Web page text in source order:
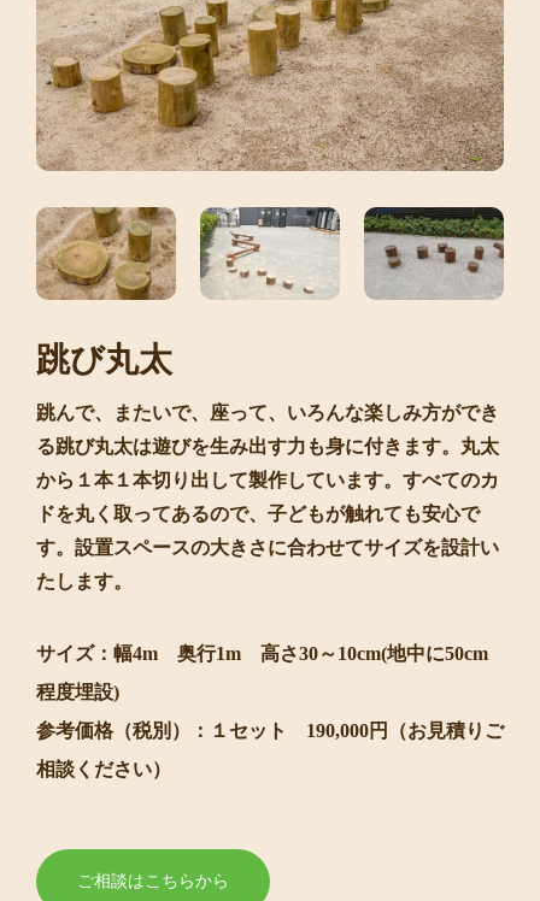
跳び丸太
跳んで、またいで、座って、いろんな楽しみ方ができ
る跳び丸太は遊びを生み出す力も身に付きます。丸太
から１本１本切り出して製作しています。すべてのカ
ドを丸く取ってあるので、子どもが触れても安心で
す。設置スペースの大きさに合わせてサイズを設計い
たします。
サイズ：幅4m 奥行1m 高さ30～10cm(地中に50cm
程度埋設)
参考価格（税別）：１セット 190,000円（お見積りご
相談ください）
ご相談はこちらから